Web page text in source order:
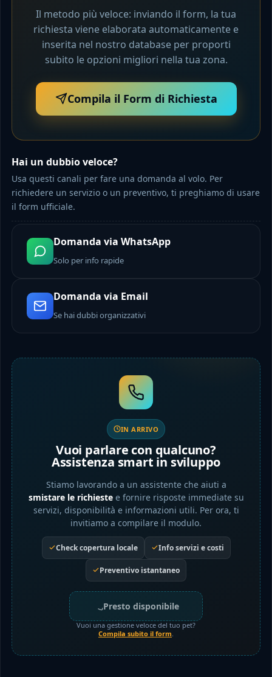
Il metodo più veloce: inviando il form, la tua
richiesta viene elaborata automaticamente e
inserita nel nostro database per proporti
subito le opzioni migliori nella tua zona.
Compila il Form di Richiesta
Hai un dubbio veloce?
Usa questi canali per fare una domanda al volo. Per
richiedere un servizio o un preventivo, ti preghiamo di usare
il form ufficiale.
Domanda via WhatsApp
Solo per info rapide
Domanda via Email
Se hai dubbi organizzativi
IN ARRIVO
Vuoi parlare con qualcuno?
Assistenza smart in sviluppo
Stiamo lavorando a un assistente che aiuti a
smistare le richiestee fornire risposte immediate su
servizi, disponibilità e informazioni utili. Per ora, ti
invitiamo a compilare il modulo.
Check copertura locale Info servizi e costi
Preventivo istantaneo
Presto disponibile
Vuoi una gestione veloce del tuo pet?
Compila subito il form